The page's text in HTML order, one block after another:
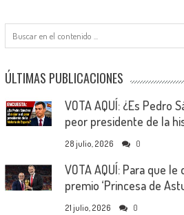
ÚLTIMAS PUBLICACIONES
VOTA AQUÍ: ¿Es Pedro
peor presidente de la
28 julio, 2026 0
VOTA AQUÍ: Para que
premio ‘Princesa de
21 julio, 2026 0